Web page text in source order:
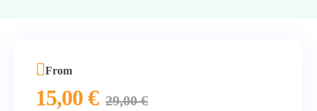
From
15,00€ 29,00€